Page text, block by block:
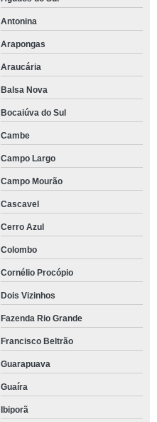
Antonina
Arapongas
Araucária
Balsa Nova
Bocaiúva do Sul
Cambe
Campo Largo
Campo Mourão
Cascavel
Cerro Azul
Colombo
Cornélio Procópio
Dois Vizinhos
Fazenda Rio Grande
Francisco Beltrão
Guarapuava
Guaíra
Ibiporã